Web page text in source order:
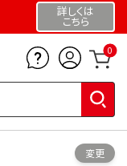
詳しくは
こちら
0
変更